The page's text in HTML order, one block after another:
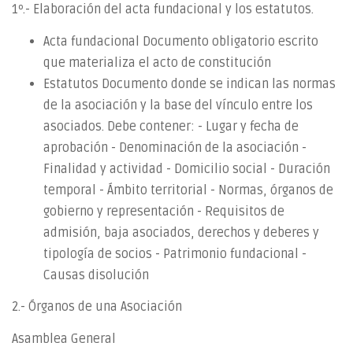
1º.- Elaboración del acta fundacional y los estatutos.
Acta fundacional Documento obligatorio escrito
que materializa el acto de constitución
Estatutos Documento donde se indican las normas
de la asociación y la base del vínculo entre los
asociados. Debe contener: - Lugar y fecha de
aprobación - Denominación de la asociación -
Finalidad y actividad - Domicilio social - Duración
temporal - Ámbito territorial - Normas, órganos de
gobierno y representación - Requisitos de
admisión, baja asociados, derechos y deberes y
tipología de socios - Patrimonio fundacional -
Causas disolución
2.- Órganos de una Asociación
Asamblea General